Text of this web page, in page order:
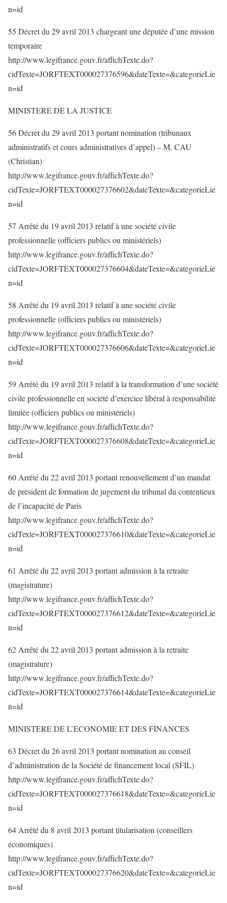
n=id
55 Décret du 29 avril 2013 chargeant une députée d’une mission
temporaire
http://www.legifrance.gouv.fr/affichTexte.do?
cidTexte=JORFTEXT000027376596&dateTexte=&categorieLie
n=id
MINISTERE DE LA JUSTICE
56 Décret du 29 avril 2013 portant nomination (tribunaux
administratifs et cours administratives d’appel) – M. CAU
(Christian)
http://www.legifrance.gouv.fr/affichTexte.do?
cidTexte=JORFTEXT000027376602&dateTexte=&categorieLie
n=id
57 Arrêté du 19 avril 2013 relatif à une société civile
professionnelle (officiers publics ou ministériels)
http://www.legifrance.gouv.fr/affichTexte.do?
cidTexte=JORFTEXT000027376604&dateTexte=&categorieLie
n=id
58 Arrêté du 19 avril 2013 relatif à une société civile
professionnelle (officiers publics ou ministériels)
http://www.legifrance.gouv.fr/affichTexte.do?
cidTexte=JORFTEXT000027376606&dateTexte=&categorieLie
n=id
59 Arrêté du 19 avril 2013 relatif à la transformation d’une société
civile professionnelle en société d’exercice libéral à responsabilité
limitée (officiers publics ou ministériels)
http://www.legifrance.gouv.fr/affichTexte.do?
cidTexte=JORFTEXT000027376608&dateTexte=&categorieLie
n=id
60 Arrêté du 22 avril 2013 portant renouvellement d’un mandat
de président de formation de jugement du tribunal du contentieux
de l’incapacité de Paris
http://www.legifrance.gouv.fr/affichTexte.do?
cidTexte=JORFTEXT000027376610&dateTexte=&categorieLie
n=id
61 Arrêté du 22 avril 2013 portant admission à la retraite
(magistrature)
http://www.legifrance.gouv.fr/affichTexte.do?
cidTexte=JORFTEXT000027376612&dateTexte=&categorieLie
n=id
62 Arrêté du 22 avril 2013 portant admission à la retraite
(magistrature)
http://www.legifrance.gouv.fr/affichTexte.do?
cidTexte=JORFTEXT000027376614&dateTexte=&categorieLie
n=id
MINISTERE DE L’ECONOMIE ET DES FINANCES
63 Décret du 26 avril 2013 portant nomination au conseil
d’administration de la Société de financement local (SFIL)
http://www.legifrance.gouv.fr/affichTexte.do?
cidTexte=JORFTEXT000027376618&dateTexte=&categorieLie
n=id
64 Arrêté du 8 avril 2013 portant titularisation (conseillers
économiques)
http://www.legifrance.gouv.fr/affichTexte.do?
cidTexte=JORFTEXT000027376620&dateTexte=&categorieLie
n=id